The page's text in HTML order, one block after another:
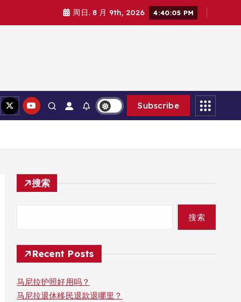
周日. 8 月 9th, 2026 4:40:06 PM
Subscribe
搜索
搜索
Recent Posts
马尼拉护照好用吗？
马尼拉退休移民退款退哪里？